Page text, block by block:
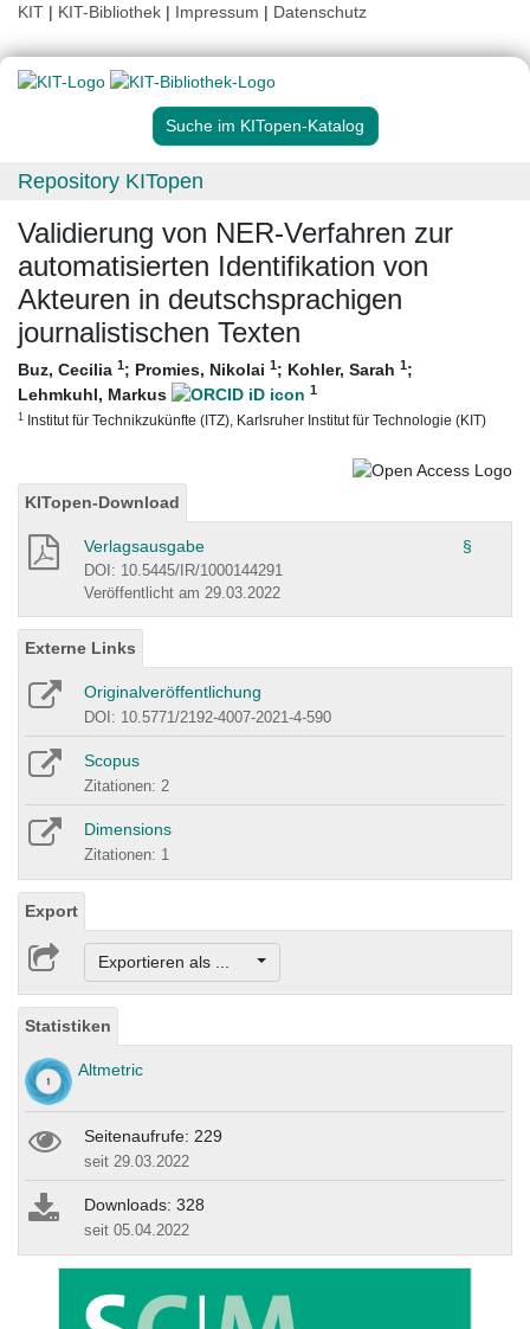
KIT | KIT-Bibliothek | Impressum | Datenschutz
Suche im KITopen-Katalog
Repository KITopen
Validierung von NER-Verfahren zur
automatisierten Identifikation von
Akteuren in deutschsprachigen
journalistischen Texten
Buz, Cecilia 1; Promies, Nikolai 1; Kohler, Sarah 1;
Lehmkuhl, Markus
1
1 Institut für Technikzukünfte (ITZ), Karlsruher Institut für Technologie (KIT)
KITopen-Download
Verlagsausgabe §
DOI: 10.5445/IR/1000144291
Veröffentlicht am 29.03.2022
Externe Links
Originalveröffentlichung
DOI: 10.5771/2192-4007-2021-4-590
Scopus
Zitationen: 2
Dimensions
Zitationen: 1
Export
Exportieren als ...
Statistiken
Altmetric
Seitenaufrufe: 229
seit 29.03.2022
Downloads: 328
seit 05.04.2022